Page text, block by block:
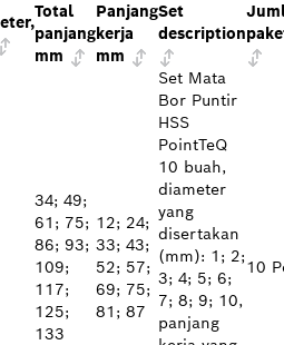
Total
panjang
mm
Panjang
kerja
mm
Set
description
34; 49;
61; 75;
86; 93;
109;
117;
125;
133
12; 24;
33; 43;
52; 57;
69; 75;
81; 87
Set Mata
Bor Puntir
HSS
PointTeQ
10 buah,
diameter
yang
disertakan
(mm): 1; 2;
3; 4; 5; 6;
7; 8; 9; 10,
panjang
10